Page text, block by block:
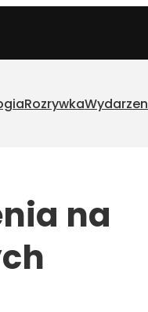
Rozrywka
na